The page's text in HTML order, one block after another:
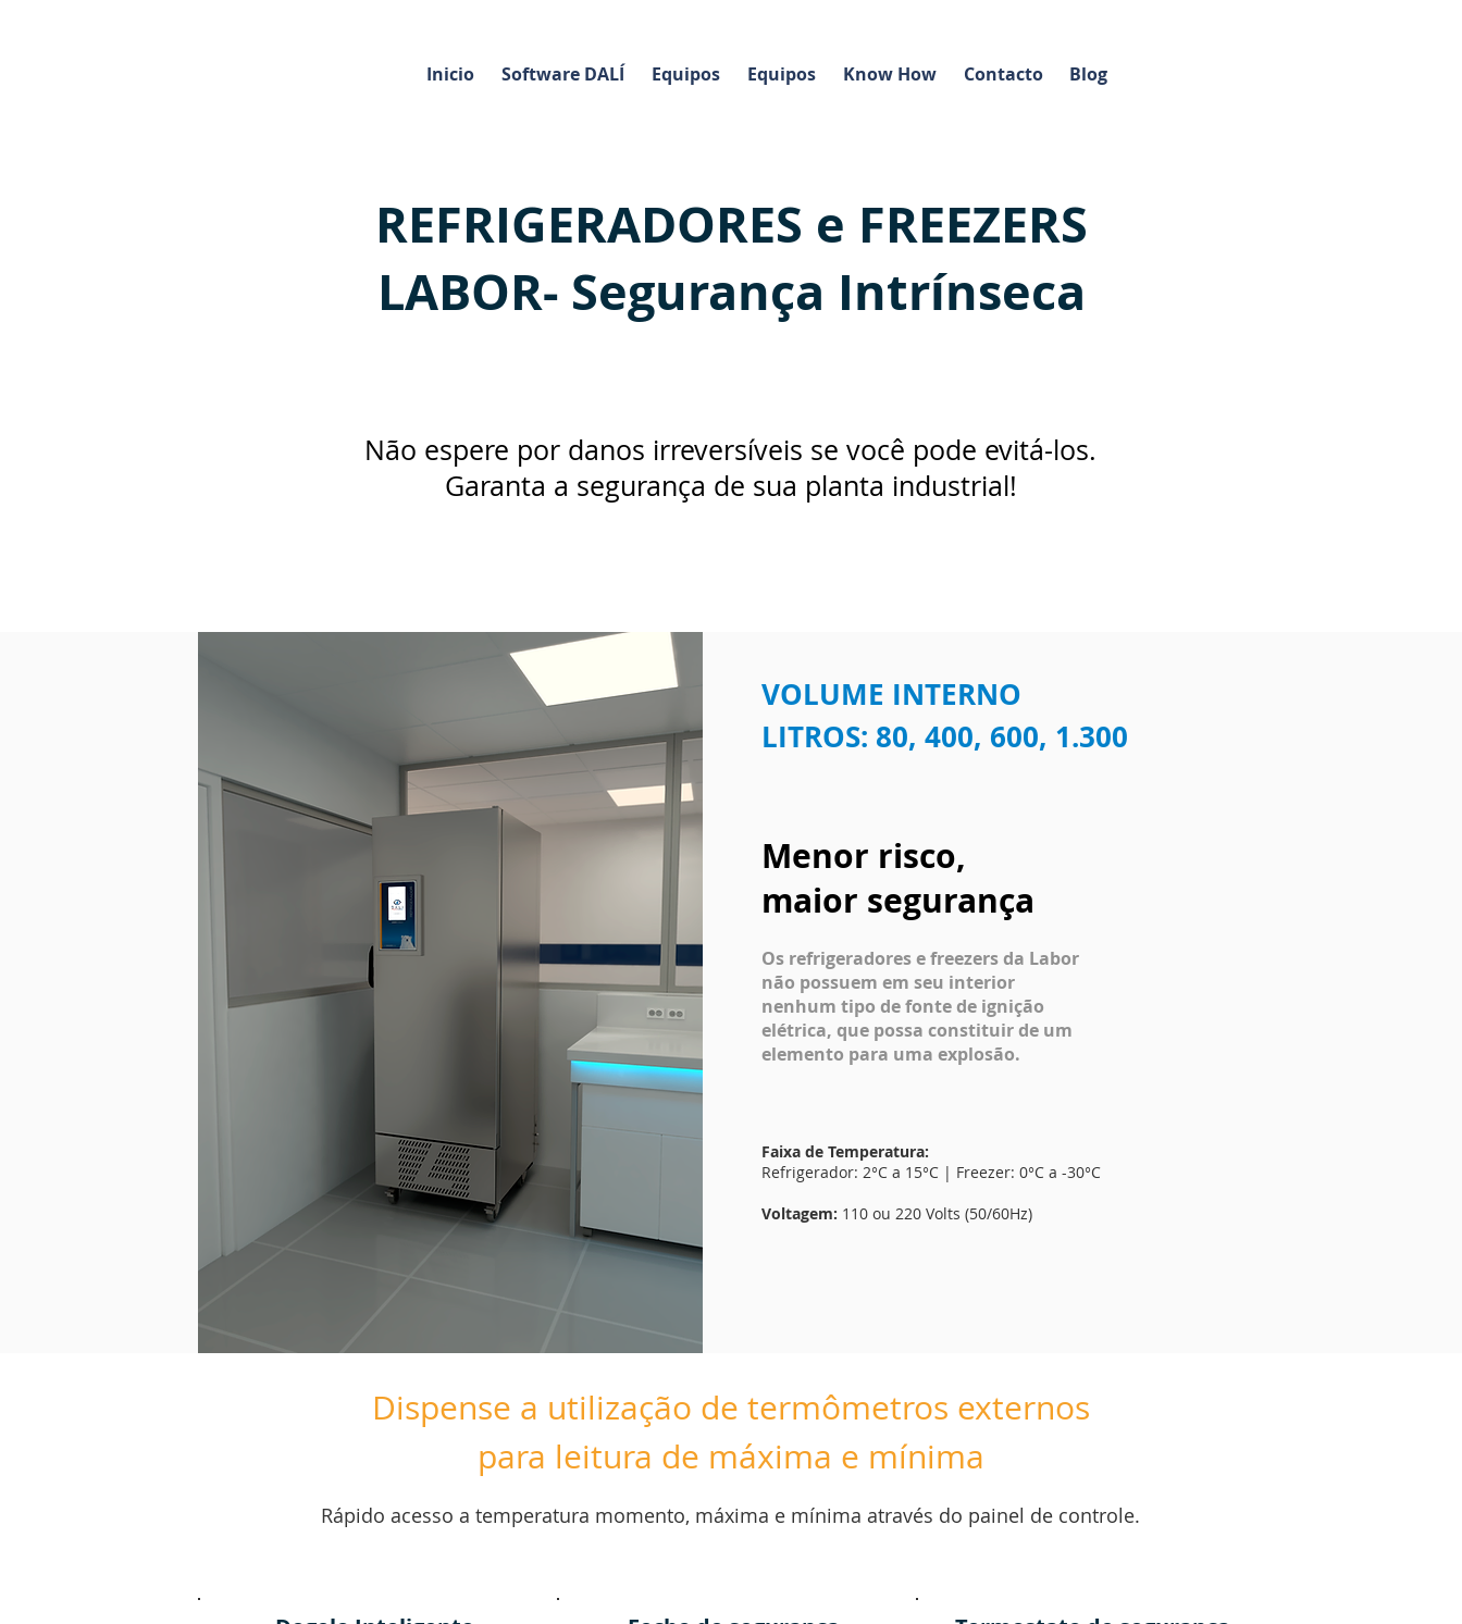
Inicio Software DALÍ Equipos Equipos Know How Contacto Blog
REFRIGERADORES e FREEZERS
LABOR- Segurança Intrínseca
Não espere por danos irreversíveis se você pode evitá-los.
Garanta a segurança de sua planta industrial!
VOLUME INTERNO
LITROS: 80, 400, 600, 1.300
Menor risco,
maior segurança
Os refrigeradores e freezers da Labor
não possuem em seu interior
nenhum tipo de fonte de ignição
elétrica, que possa constituir de um
elemento para uma explosão.
Faixa de Temperatura:
Refrigerador: 2°C a 15°C | Freezer: 0°C a -30°C
Voltagem: 110 ou 220 Volts (50/60Hz)
Dispense a utilização de termômetros externos
para leitura de máxima e mínima
Rápido acesso a temperatura momento, máxima e mínima através do painel de controle.